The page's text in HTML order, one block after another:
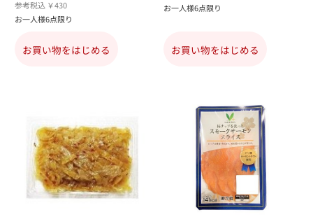
参考税込 ￥430
お一人様6点限り
お買い物をはじめる
お一人様6点限り
お買い物をはじめる